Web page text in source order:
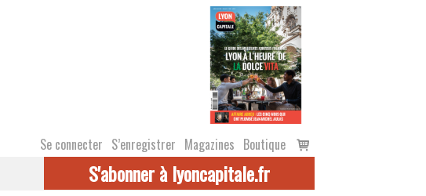
Se connecter S’enregistrer Magazines Boutique
Voir
le
S'abonner à lyoncapitale.fr